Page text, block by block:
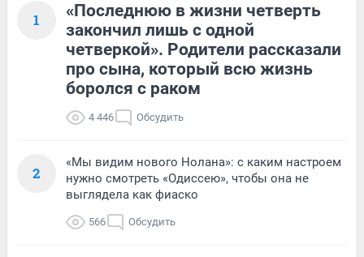
1
«Последнюю в жизни четверть
закончил лишь с одной
четверкой». Родители рассказали
про сына, который всю жизнь
боролся с раком
4 446 Обсудить
2
«Мы видим нового Нолана»: с каким настроем
нужно смотреть «Одиссею», чтобы она не
выглядела как фиаско
566 Обсудить